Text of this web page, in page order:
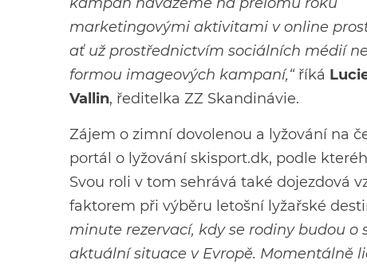
marketingovými aktivitami v online
ať už prostřednictvím sociálních médií
formou imageových kampaní,“říká
Vallin, ředitelka ZZ Skandinávie.
Zájem o zimní dovolenou a lyžování na
portál o lyžování skisport.dk, podle
Svou roli v tom sehrává také dojezdová
faktorem při výběru letošní lyžařské
minute rezervací, kdy se rodiny budou
aktuální situace v Evropě. Momentálně